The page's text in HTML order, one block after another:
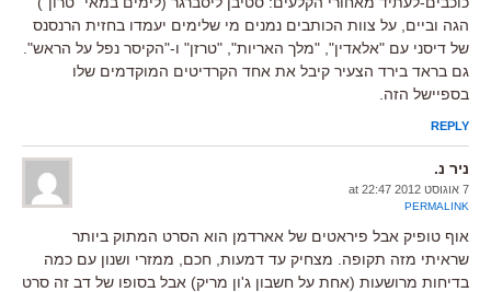
הגה וביים, על צוות הכותבים נמנים מי שלימים יעמדו בחזית הרנסנס
של דיסני עם "אלאדין", "מלך האריות", "טרזן" ו-"הקיסר נפל על הראש".
גם בראד בירד הצעיר קיבל את אחד הקרדיטים המוקדמים שלו
בספיישל הזה.
REPLY
ניר נ.
7 אוגוסט 2012 at 22:47
PERMALINK
אוף טופיק אבל פיראטים של אארדמן הוא הסרט המתוק ביותר
שראיתי מזה תקופה. מצחיק עד דמעות, חכם, ממזרי ושנון עם כמה
בדיחות מרושעות (אחת על חשבון ג'ון מריק) אבל בסופו של דב זה סרט